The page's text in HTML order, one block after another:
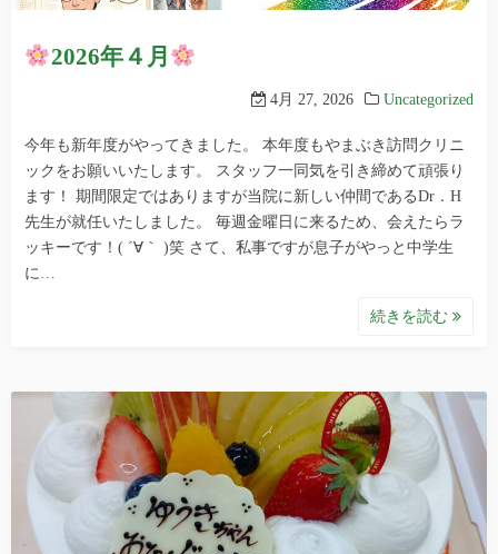
2026年４月
4月 27, 2026 Uncategorized
今年も新年度がやってきました。 本年度もやまぶき訪問クリニ
ックをお願いいたします。 スタッフ一同気を引き締めて頑張り
ます！ 期間限定ではありますが当院に新しい仲間であるDr．H
先生が就任いたしました。 毎週金曜日に来るため、会えたらラ
ッキーです！( ´∀｀ )笑 さて、私事ですが息子がやっと中学生
に…
続きを読む